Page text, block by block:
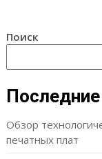
Поиск
Обзор
печатных плат